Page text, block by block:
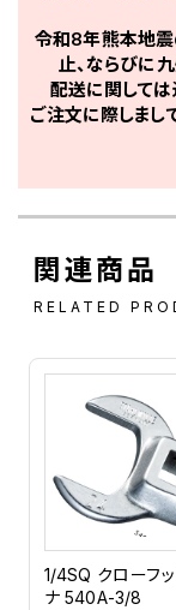
令和8年熊本地震
止、ならびに
配送に関しては
ご注文に際しまし
関連商品
RELATED
1/4SQ クローフ
ナ 540A-3/8